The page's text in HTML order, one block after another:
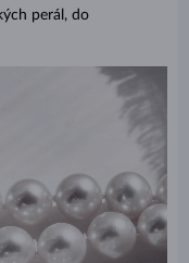
perál, do